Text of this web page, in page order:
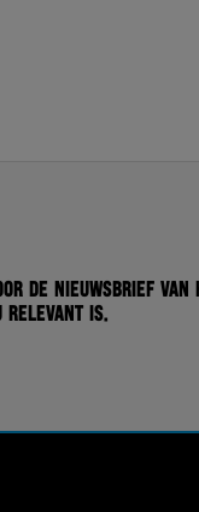
de nieuwsbrief van
relevant is.